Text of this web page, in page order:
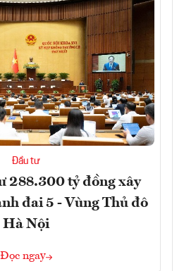
Đầu tư
288.300 tỷ đồng xây
đai 5 - Vùng Thủ đô
Hà Nội
Đọc ngay